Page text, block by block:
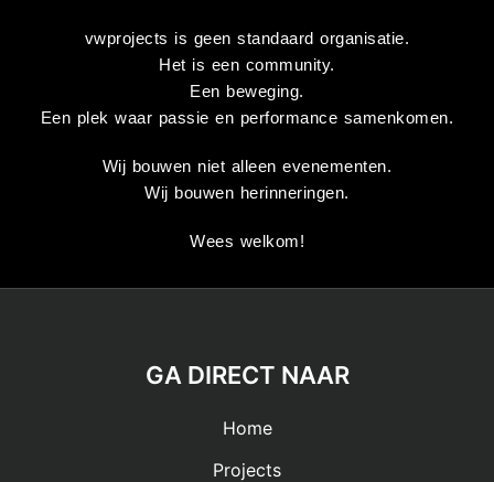
vwprojects is geen standaard organisatie.
Het is een community.
Een beweging.
Een plek waar passie en performance samenkomen.
Wij bouwen niet alleen evenementen.
Wij bouwen herinneringen.
Wees welkom!
GA DIRECT NAAR
Home
Projects